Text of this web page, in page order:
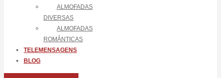
ALMOFADAS
DIVERSAS
ALMOFADAS
ROMÂNTICAS
TELEMENSAGENS
BLOG